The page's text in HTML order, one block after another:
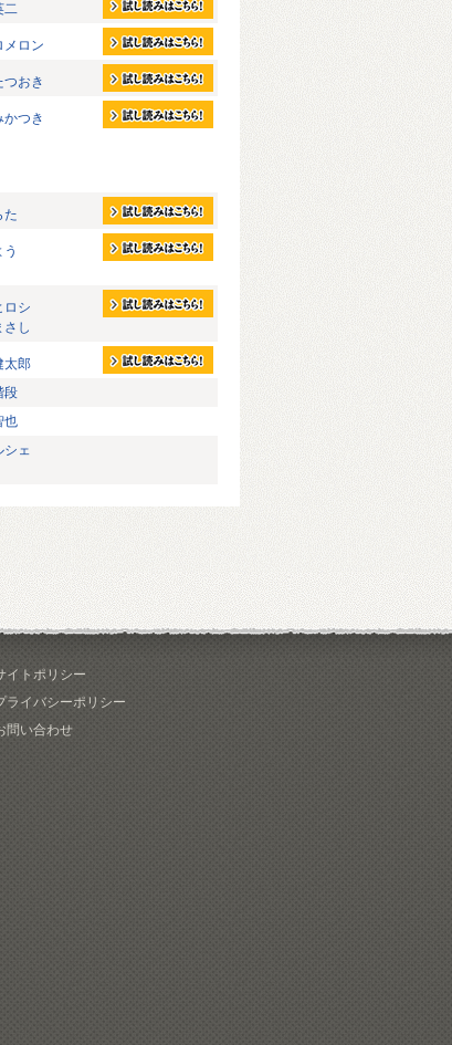
二
メロン
つおき
かつき
た
ロシ
さし
太郎
段
也
シェ
イトポリシー
ライバシーポリシー
問い合わせ